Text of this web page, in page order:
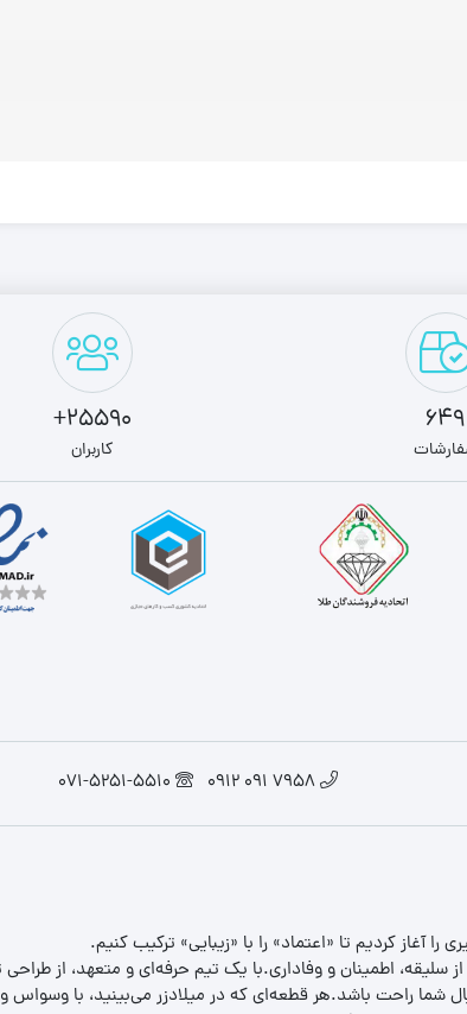
649
25590+
کاربران
7958 091 0912
071-5251-5510
اطمینان و وفاداری.با یک تیم حرفه‌ای و متعهد، از
راحت باشد.هر قطعه‌ای که در میلادزر می‌بینید، با وسواس و